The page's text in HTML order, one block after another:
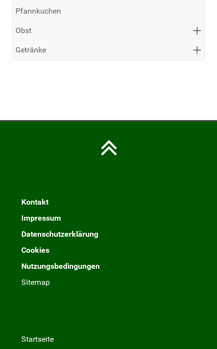
Pfannkuchen
Obst
Getränke
Kontakt
Impressum
Datenschutzerklärung
Cookies
Nutzungsbedingungen
Sitemap
Startseite